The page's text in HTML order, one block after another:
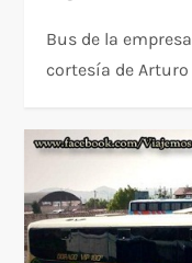
Bus de la
cortesía de Arturo